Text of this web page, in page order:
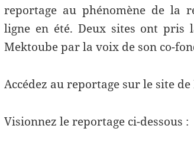
reportage au phénomène de la
ligne en été. Deux sites ont pris
Mektoube par la voix de son co-
Accédez au reportage sur le site de
Visionnez le reportage ci-dessous :